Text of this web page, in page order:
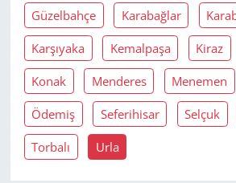
Güzelbahçe Karabağlar
Karşıyaka Kemalpaşa Kiraz
Konak Menderes Menemen
Ödemiş Seferihisar Selçuk
Torbalı Urla